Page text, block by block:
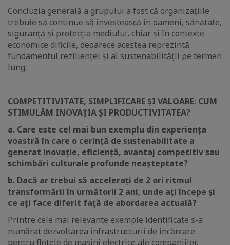
Concluzia generală a grupului a fost că organizațiile
trebuie să continue să investească în oameni, sănătate,
siguranță și protecția mediului, chiar și în contexte
economice dificile, deoarece acestea reprezintă
fundamentul rezilienței și al sustenabilității pe termen
lung.
COMPETITIVITATE, SIMPLIFICARE ȘI VALOARE: CUM
STIMULĂM INOVAȚIA ȘI PRODUCTIVITATEA?
a. Care este cel mai bun exemplu din experiența
voastră în care o cerință de sustenabilitate a
generat inovație, eficiență, avantaj competitiv sau
schimbări culturale profunde neașteptate?
b. Dacă ar trebui să accelerați de 2 ori ritmul
transformării în următorii 2 ani, unde ați începe și
ce ați face diferit față de abordarea actuală?
Printre cele mai relevante exemple identificate s-a
numărat dezvoltarea infrastructurii de încărcare
pentru flotele de mașini electrice ale companiilor,